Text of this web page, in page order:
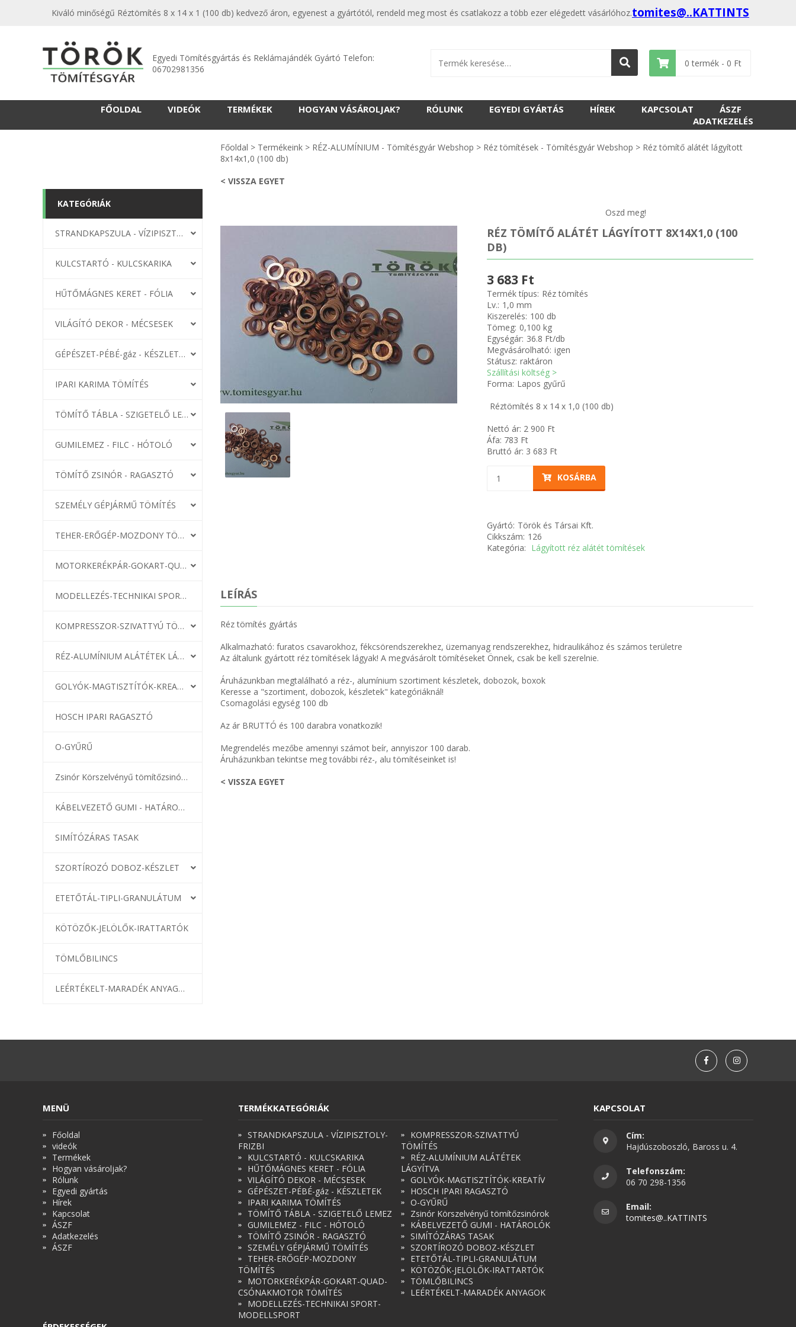
Kiváló minőségű Réztömítés 8 x 14 x 1 (100 db) kedvező áron, egyenest a gyártótól, rendeld meg most és csatlakozz a több ezer elégedett vásárlóhoz.tomites@..KATTINTS
Egyedi Tömítésgyártás és Reklámajándék Gyártó Telefon:
06702981356
0 termék - 0 Ft
FŐOLDAL VIDEÓK TERMÉKEK HOGYAN VÁSÁROLJAK? RÓLUNK EGYEDI GYÁRTÁS HÍREK KAPCSOLAT
ÁSZF
ADATKEZELÉS
KATEGÓRIÁK
STRANDKAPSZULA - VÍZIPISZTOLY-FRIZBI
KULCSTARTÓ - KULCSKARIKA
HŰTŐMÁGNES KERET - FÓLIA
VILÁGÍTÓ DEKOR - MÉCSESEK
GÉPÉSZET-PÉBÉ-gáz - KÉSZLETEK
IPARI KARIMA TÖMÍTÉS
TÖMÍTŐ TÁBLA - SZIGETELŐ LEMEZ
GUMILEMEZ - FILC - HÓTOLÓ
TÖMÍTŐ ZSINÓR - RAGASZTÓ
SZEMÉLY GÉPJÁRMŰ TÖMÍTÉS
TEHER-ERŐGÉP-MOZDONY TÖMÍTÉS
MOTORKERÉKPÁR-GOKART-QUAD-CSÓNAKMOTOR TÖMÍTÉS
MODELLEZÉS-TECHNIKAI SPORT-MODELLSPORT
KOMPRESSZOR-SZIVATTYÚ TÖMÍTÉS
RÉZ-ALUMÍNIUM ALÁTÉTEK LÁGYÍTVA
GOLYÓK-MAGTISZTÍTÓK-KREATÍV
HOSCH IPARI RAGASZTÓ
O-GYŰRŰ
Zsinór Körszelvényű tömítőzsinórok
KÁBELVEZETŐ GUMI - HATÁROLÓK
SIMÍTÓZÁRAS TASAK
SZORTÍROZÓ DOBOZ-KÉSZLET
ETETŐTÁL-TIPLI-GRANULÁTUM
KÖTÖZŐK-JELÖLŐK-IRATTARTÓK
TÖMLŐBILINCS
LEÉRTÉKELT-MARADÉK ANYAGOK
Főoldal > Termékeink > RÉZ-ALUMÍNIUM - Tömítésgyár Webshop > Réz tömítések - Tömítésgyár Webshop > Réz tömítő alátét lágyított
8x14x1,0 (100 db)
< VISSZA EGYET
Oszd meg!
RÉZ TÖMÍTŐ ALÁTÉT LÁGYÍTOTT 8X14X1,0 (100
DB)
3 683 Ft
Termék típus: Réz tömítés
Lv.: 1,0 mm
Kiszerelés: 100 db
Tömeg: 0,100 kg
Egységár: 36.8 Ft/db
Megvásárolható: igen
Státusz: raktáron
Szállítási költség >
Forma: Lapos gyűrű
Réztömítés 8 x 14 x 1,0 (100 db)
Nettó ár: 2 900 Ft
Áfa: 783 Ft
Bruttó ár: 3 683 Ft
KOSÁRBA
Gyártó: Török és Társai Kft.
Cikkszám: 126
Kategória: Lágyított réz alátét tömítések
LEÍRÁS
Réz tömítés gyártás
Alkalmazható: furatos csavarokhoz, fékcsörendszerekhez, üzemanyag rendszerekhez, hidraulikához és számos területre
Az általunk gyártott réz tömítések lágyak! A megvásárolt tömítéseket Önnek, csak be kell szerelnie.
Áruházunkban megtalálható a réz-, alumínium szortiment készletek, dobozok, boxok
Keresse a "szortiment, dobozok, készletek" kategóriáknál!
Csomagolási egység 100 db
Az ár BRUTTÓ és 100 darabra vonatkozik!
Megrendelés mezőbe amennyi számot beír, annyiszor 100 darab.
Áruházunkban tekintse meg további réz-, alu tömítéseinket is!
< VISSZA EGYET
MENÜ
Főoldal
videók
Termékek
Hogyan vásároljak?
Rólunk
Egyedi gyártás
Hírek
Kapcsolat
ÁSZF
Adatkezelés
ÁSZF
TERMÉKKATEGÓRIÁK
STRANDKAPSZULA - VÍZIPISZTOLY-
FRIZBI
KULCSTARTÓ - KULCSKARIKA
HŰTŐMÁGNES KERET - FÓLIA
VILÁGÍTÓ DEKOR - MÉCSESEK
GÉPÉSZET-PÉBÉ-gáz - KÉSZLETEK
IPARI KARIMA TÖMÍTÉS
TÖMÍTŐ TÁBLA - SZIGETELŐ LEMEZ
GUMILEMEZ - FILC - HÓTOLÓ
TÖMÍTŐ ZSINÓR - RAGASZTÓ
SZEMÉLY GÉPJÁRMŰ TÖMÍTÉS
TEHER-ERŐGÉP-MOZDONY
TÖMÍTÉS
MOTORKERÉKPÁR-GOKART-QUAD-
CSÓNAKMOTOR TÖMÍTÉS
MODELLEZÉS-TECHNIKAI SPORT-
MODELLSPORT
KOMPRESSZOR-SZIVATTYÚ
TÖMÍTÉS
RÉZ-ALUMÍNIUM ALÁTÉTEK
LÁGYÍTVA
GOLYÓK-MAGTISZTÍTÓK-KREATÍV
HOSCH IPARI RAGASZTÓ
O-GYŰRŰ
Zsinór Körszelvényű tömítőzsinórok
KÁBELVEZETŐ GUMI - HATÁROLÓK
SIMÍTÓZÁRAS TASAK
SZORTÍROZÓ DOBOZ-KÉSZLET
ETETŐTÁL-TIPLI-GRANULÁTUM
KÖTÖZŐK-JELÖLŐK-IRATTARTÓK
TÖMLŐBILINCS
LEÉRTÉKELT-MARADÉK ANYAGOK
KAPCSOLAT
Cím:
Hajdúszoboszló, Baross u. 4.
Telefonszám:
06 70 298-1356
Email:
tomites@..KATTINTS